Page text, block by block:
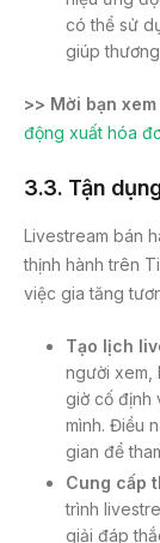
có thể sử
giúp
>> Mời bạn
động xuất hóa
3.3. Tận
Livestream bán
thịnh hành trên
việc gia tăng
Tạo lịch
người xem,
giờ cố định
mình. Điều
gian để
Cung cấp
trình
giải đáp